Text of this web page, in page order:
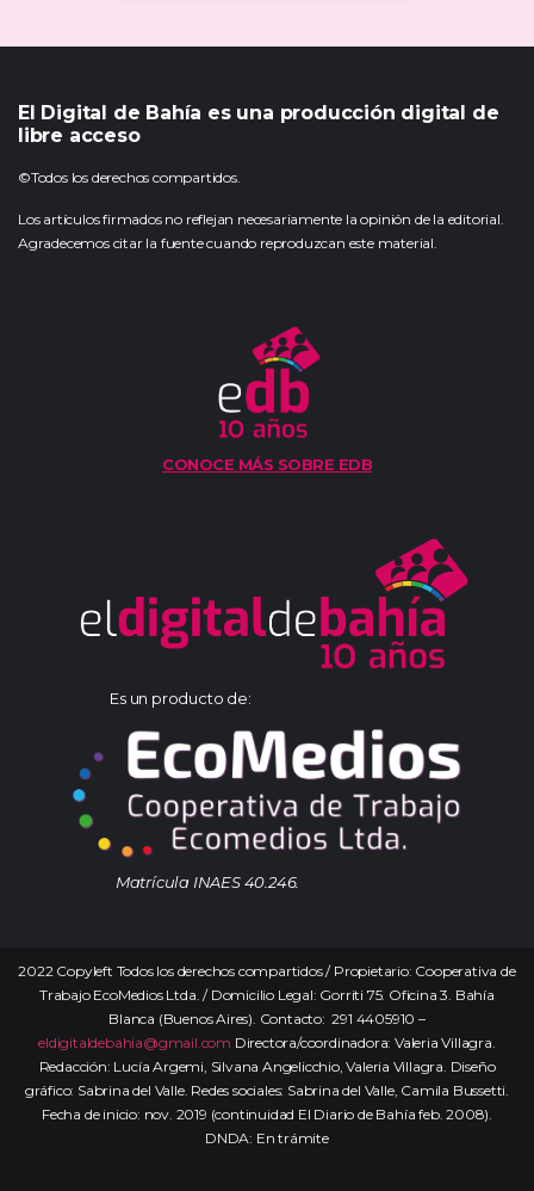
El Digital de Bahía es una producción digital de
libre acceso
©Todos los derechos compartidos.
Los artículos firmados no reflejan necesariamente la opinión de la editorial.
Agradecemos citar la fuente cuando reproduzcan este material.
CONOCE MÁS SOBRE EDB
Es un producto de:
Matrícula INAES 40.246.
2022 Copyleft Todos los derechos compartidos / Propietario: Cooperativa de
Trabajo EcoMedios Ltda. / Domicilio Legal: Gorriti 75. Oficina 3. Bahía
Blanca (Buenos Aires). Contacto: 291 4405910 –
eldigitaldebahia@gmail.com Directora/coordinadora: Valeria Villagra.
Redacción: Lucía Argemi, Silvana Angelicchio, Valeria Villagra. Diseño
gráfico: Sabrina del Valle. Redes sociales: Sabrina del Valle, Camila Bussetti.
Fecha de inicio: nov. 2019 (continuidad El Diario de Bahía feb. 2008).
DNDA: En trámite